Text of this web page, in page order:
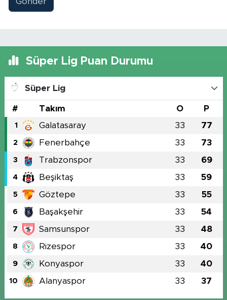
Süper Lig Puan Durumu
Süper Lig
# Takım O P
1 Galatasaray 33 77
2 Fenerbahçe 33 73
3 Trabzonspor 33 69
4 Beşiktaş 33 59
5 Göztepe 33 55
6 Başakşehir 33 54
7 Samsunspor 33 48
8 Rizespor 33 40
9 Konyaspor 33 40
10 Alanyaspor 33 37